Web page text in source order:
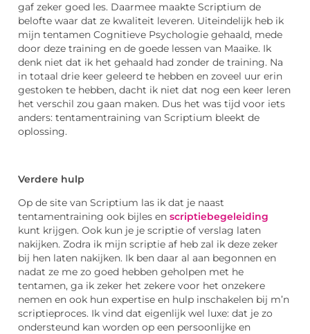
gaf zeker goed les. Daarmee maakte Scriptium de
belofte waar dat ze kwaliteit leveren. Uiteindelijk heb ik
mijn tentamen Cognitieve Psychologie gehaald, mede
door deze training en de goede lessen van Maaike. Ik
denk niet dat ik het gehaald had zonder de training. Na
in totaal drie keer geleerd te hebben en zoveel uur erin
gestoken te hebben, dacht ik niet dat nog een keer leren
het verschil zou gaan maken. Dus het was tijd voor iets
anders: tentamentraining van Scriptium bleekt de
oplossing.
Verdere hulp
Op de site van Scriptium las ik dat je naast
tentamentraining ook bijles en scriptiebegeleiding
kunt krijgen. Ook kun je je scriptie of verslag laten
nakijken. Zodra ik mijn scriptie af heb zal ik deze zeker
bij hen laten nakijken. Ik ben daar al aan begonnen en
nadat ze me zo goed hebben geholpen met he
tentamen, ga ik zeker het zekere voor het onzekere
nemen en ook hun expertise en hulp inschakelen bij m’n
scriptieproces. Ik vind dat eigenlijk wel luxe: dat je zo
ondersteund kan worden op een persoonlijke en